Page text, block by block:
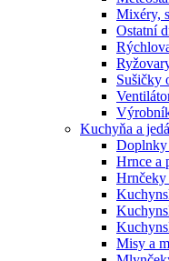
Mixéry,
Ostatní
Sušičky
Kuchyňa a
Doplnky
Hrnce a
Hrnčeky
Misy a